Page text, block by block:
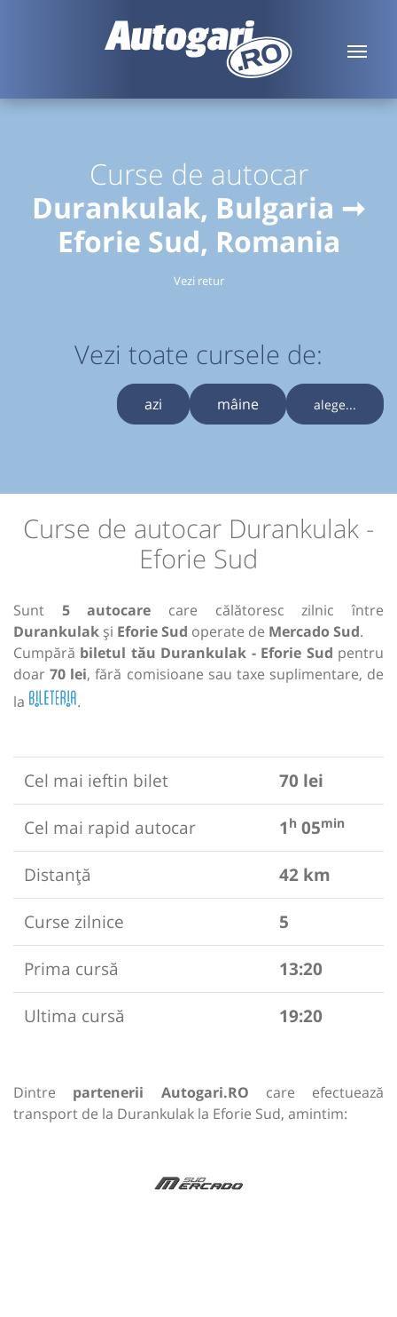
Curse de autocar
Durankulak, Bulgaria ➞
Eforie Sud, Romania
Vezi retur
Vezi toate cursele de:
azi mâine alege...
Curse de autocar Durankulak -
Eforie Sud
Sunt 5 autocare care călătoresc zilnic între
Durankulak și Eforie Sud operate de Mercado Sud.
Cumpără biletul tău Durankulak - Eforie Sud pentru
doar70 lei, fără comisioane sau taxe suplimentare, de
la
.
Cel mai ieftin bilet
70 lei
Cel mai rapid autocar
1 h 05min
Distanță
42 km
Curse zilnice
5
Prima cursă
13:20
Ultima cursă
19:20
Dintre partenerii Autogari.RO care efectuează
transport de la Durankulak la Eforie Sud, amintim: